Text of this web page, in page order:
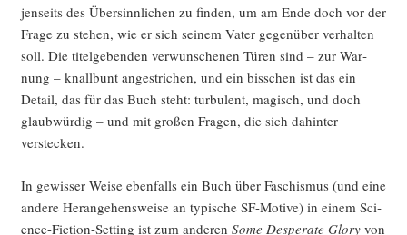
jen­seits des Über­sinn­li­chen zu fin­den, um am Ende doch vor der
Fra­ge zu ste­hen, wie er sich sei­nem Vater gegen­über ver­hal­ten
soll. Die titel­ge­ben­den ver­wun­sche­nen Türen sind – zur War­
nung – knall­bunt ange­stri­chen, und ein biss­chen ist das ein
Detail, das für das Buch steht: tur­bu­lent, magisch, und doch
glaub­wür­dig – und mit gro­ßen Fra­gen, die sich dahin­ter
verstecken.
In gewis­ser Wei­se eben­falls ein Buch über Faschis­mus (und eine
ande­re Her­an­ge­hens­wei­se an typi­sche SF-Moti­ve) in einem Sci­
ence-Fic­tion-Set­ting ist zum ande­ren Some Despe­ra­te Glo­ryvon